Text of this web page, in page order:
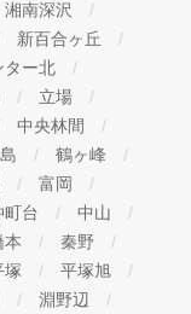
湘南深沢
新百合ヶ丘
ター北
立場
中央林間
鶴ヶ峰
富岡
町台
中山
本
秦野
塚
平塚旭
淵野辺